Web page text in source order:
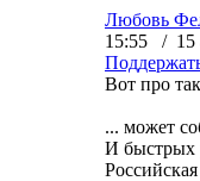
Любовь
15:55 / 15
Вот про
... может
И быстрых